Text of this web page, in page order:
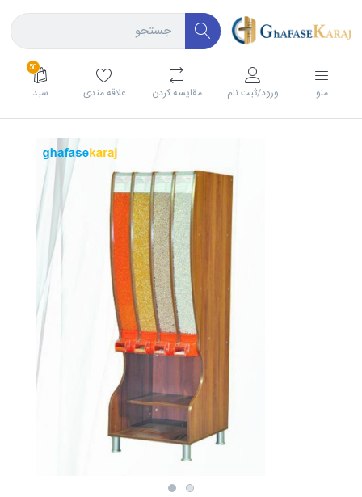
منو ورود/ثبت نام مقايسه كردن علاقه مندی
50
سبد